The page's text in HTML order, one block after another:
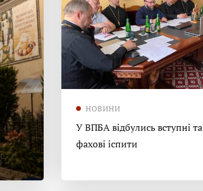
НОВИНИ
У ВПБА відбулись вступні та
фахові іспити